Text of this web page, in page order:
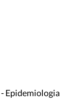
- Epidemiologia